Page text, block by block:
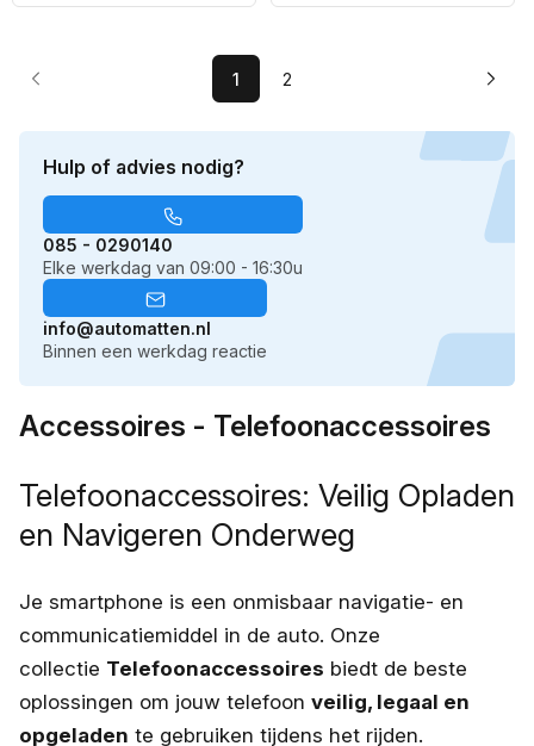
Hulp of advies nodig?
085 - 0290140
Elke werkdag van 09:00 - 16:30u
info@automatten.nl
Binnen een werkdag reactie
prijs prijs
1 2
Accessoires - Telefoonaccessoires
Telefoonaccessoires: Veilig Opladen
en Navigeren Onderweg
Je smartphone is een onmisbaar navigatie- en
communicatiemiddel in de auto. Onze
collectie Telefoonaccessoires biedt de beste
oplossingen om jouw telefoon veilig, legaal en
opgeladen te gebruiken tijdens het rijden.